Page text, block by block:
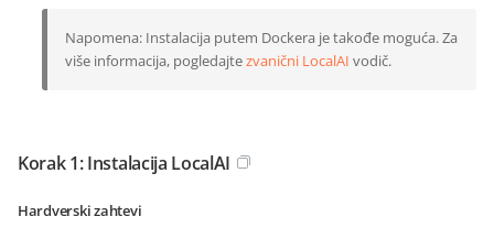
Napomena: Instalacija putem Dockera je takođe moguća. Za
više informacija, pogledajtezvanični LocalAI vodič.
Korak 1: Instalacija LocalAI
Hardverski zahtevi